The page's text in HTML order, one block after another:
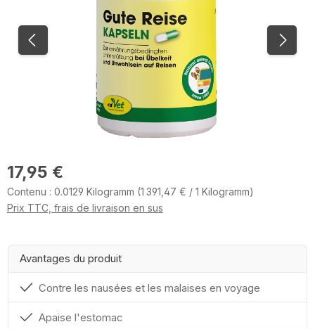
Prix régulier :
17,95 €
Contenu : 0.0129 Kilogramm (1 391,47 € / 1 Kilogramm)
Prix TTC, frais de livraison en sus
Avantages du produit
Contre les nausées et les malaises en voyage
Apaise l'estomac